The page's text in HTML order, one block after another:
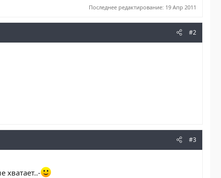
Последнее редактирование: 19 Апр 2011
#2
#3
хватает..-